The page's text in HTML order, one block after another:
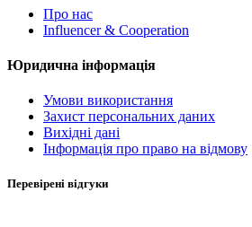
Про нас
Influencer & Cooperation
Юридична інформація
Умови використання
Захист персональних даних
Вихідні дані
Інформація про право на відмову
Перевірені відгуки